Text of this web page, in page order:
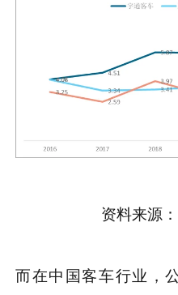
资料来源
而在中国客车行业，